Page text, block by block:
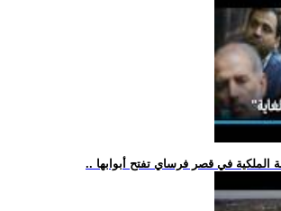
الملكية في قصر فرساي تفتح أبوابها